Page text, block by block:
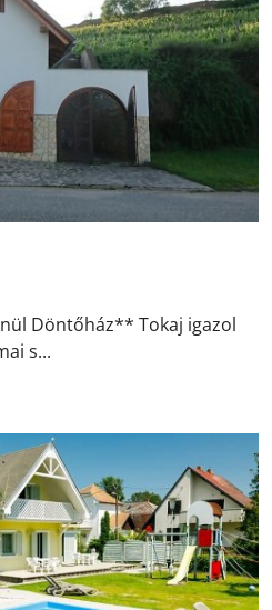
Döntőház** Tokaj igazol
s...